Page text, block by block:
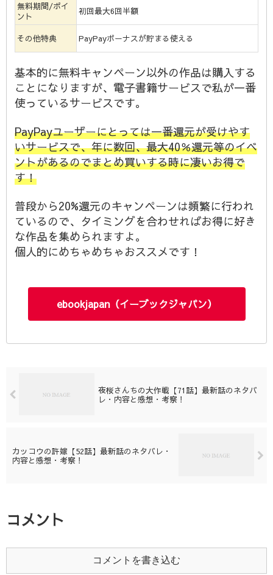
無料期間/ポイ
ント
初回最大6回半額
その他特典 PayPayボーナスが貯まる使える
基本的に無料キャンペーン以外の作品は購入する
ことになりますが、電子書籍サービスで私が一番
使っているサービスです。
PayPayユーザーにとっては一番還元が受けやす
いサービスで、年に数回、最大40％還元等のイベ
ントがあるのでまとめ買いする時に凄いお得で
す！
普段から20%還元のキャンペーンは頻繁に行われ
ているので、タイミングを合わせればお得に好き
な作品を集められますよ。
個人的にめちゃめちゃおススメです！
ebookjapan（イーブックジャパン）
夜桜さんちの大作戦【71話】最新話のネタバ
レ・内容と感想・考察！
カッコウの許嫁【52話】最新話のネタバレ・
内容と感想・考察！
コメント
コメントを書き込む